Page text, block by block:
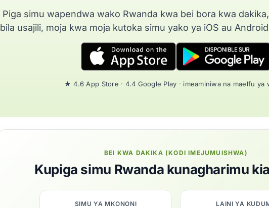
Piga simu wapendwa wako Rwanda kwa bei bora kwa dakika,
bila usajili, moja kwa moja kutoka simu yako ya iOS au
★ 4.6 App Store · 4.4 Google Play · imeaminiwa na maelfu ya
BEI KWA DAKIKA (KODI IMEJUMUISHWA)
Kupiga simu Rwanda kunagharimu
SIMU YA MKONONI LAINI YA